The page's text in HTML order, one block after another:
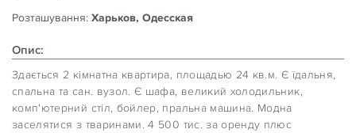
Розташування: Харьков, Одесская
Опис:
Здається 2 кімнатна квартира, площадью 24 кв.м. Є їдальня,
спальна та сан. вузол. Є шафа, великий холодильник,
комп'ютерний стіл, бойлер, пральна машина. Модна
заселятися з тваринами. 4 500 тис. за оренду плюс